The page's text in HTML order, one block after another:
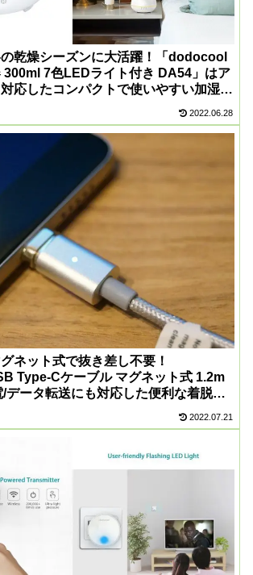
の乾燥シーズンに大活躍！「dodocool
300ml 7色LEDライト付き DA54」はア
応したコンパクトで使いやすい加湿
2022.06.28
ネット式で抜き差し不要！
Type-Cケーブル マグネット式 1.2m
データ転送にも対応した便利な着脱式
2022.07.21